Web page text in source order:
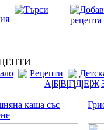
Рецепти
А|Б|В|Г|Д|Е|Ж|
каша със